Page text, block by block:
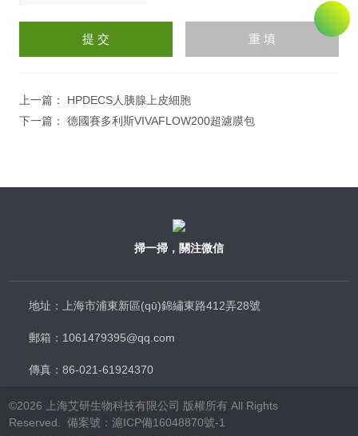
四=7
上一篇： HPDECS人胰腺上皮細胞
下一篇： 德國賽多利斯VIVAFLOW200超濾膜包
掃一掃，關注微信
地址：上海市浦東新區(qū)錦繡東路412弄28號
郵箱：1061479395@qq.com
傳真：86-021-61924370
©2026 上海艾研生物科技有限公司 版權所有 All Rights
Reserved. 備案號：滬ICP備16048870號-1